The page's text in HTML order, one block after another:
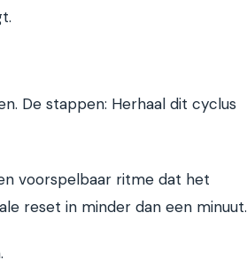
De stappen: Herhaal dit cyclus
voorspelbaar ritme dat het
reset in minder dan een minuut.